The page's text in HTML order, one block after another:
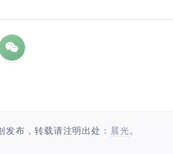
发布，转载请注明出处： 晨光。